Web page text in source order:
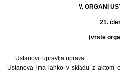
V. ORGANI
21.
(vrste
Ustanovo upravlja uprava.
Ustanova ima lahko v skladu z aktom